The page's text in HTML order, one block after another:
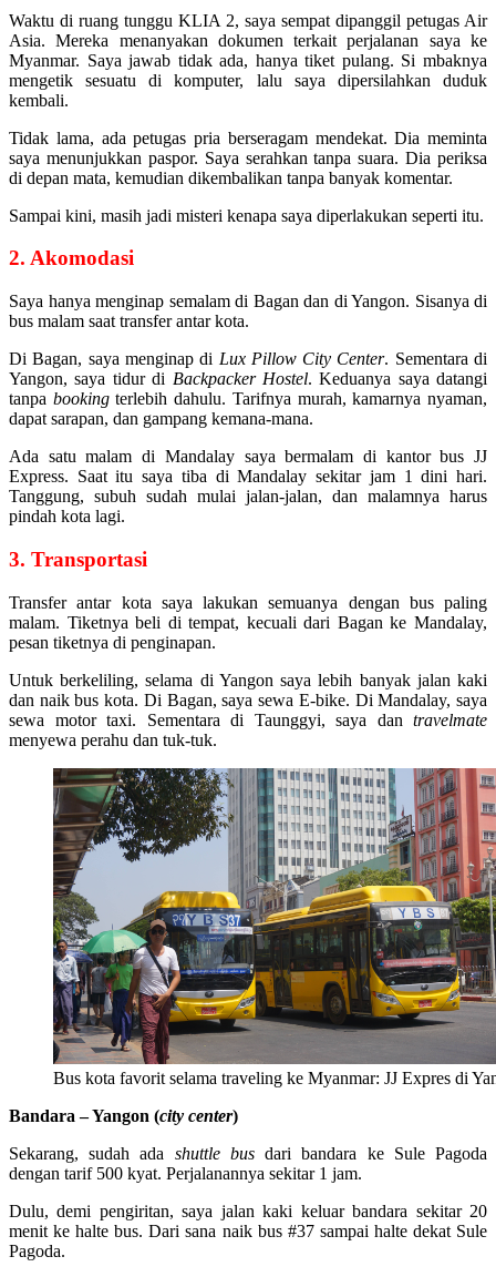
Waktu di ruang tunggu KLIA 2, saya sempat dipanggil petugas Air
Asia. Mereka menanyakan dokumen terkait perjalanan saya ke
Myanmar. Saya jawab tidak ada, hanya tiket pulang. Si mbaknya
mengetik sesuatu di komputer, lalu saya dipersilahkan duduk
kembali.
Tidak lama, ada petugas pria berseragam mendekat. Dia meminta
saya menunjukkan paspor. Saya serahkan tanpa suara. Dia periksa
di depan mata, kemudian dikembalikan tanpa banyak komentar.
Sampai kini, masih jadi misteri kenapa saya diperlakukan seperti itu.
2. Akomodasi
Saya hanya menginap semalam di Bagan dan di Yangon. Sisanya di
bus malam saat transfer antar kota.
Di Bagan, saya menginap di Lux Pillow City Center. Sementara di
Yangon, saya tidur di Backpacker Hostel. Keduanya saya datangi
tanpa bookingterlebih dahulu. Tarifnya murah, kamarnya nyaman,
dapat sarapan, dan gampang kemana-mana.
Ada satu malam di Mandalay saya bermalam di kantor bus JJ
Express. Saat itu saya tiba di Mandalay sekitar jam 1 dini hari.
Tanggung, subuh sudah mulai jalan-jalan, dan malamnya harus
pindah kota lagi.
3. Transportasi
Transfer antar kota saya lakukan semuanya dengan bus paling
malam. Tiketnya beli di tempat, kecuali dari Bagan ke Mandalay,
pesan tiketnya di penginapan.
Untuk berkeliling, selama di Yangon saya lebih banyak jalan kaki
dan naik bus kota. Di Bagan, saya sewa E-bike. Di Mandalay, saya
sewa motor taxi. Sementara di Taunggyi, saya dan travelmate
menyewa perahu dan tuk-tuk.
Bus kota favorit selama traveling ke Myanmar: JJ Expres di
Bandara – Yangon (city center)
Sekarang, sudah ada shuttle busdari bandara ke Sule Pagoda
dengan tarif 500 kyat. Perjalanannya sekitar 1 jam.
Dulu, demi pengiritan, saya jalan kaki keluar bandara sekitar 20
menit ke halte bus. Dari sana naik bus #37 sampai halte dekat Sule
Pagoda.